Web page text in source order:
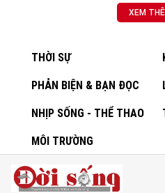
XEM
THỜI SỰ
PHẢN BIỆN & BẠN ĐỌC
NHỊP SỐNG - THỂ THAO
MÔI TRƯỜNG